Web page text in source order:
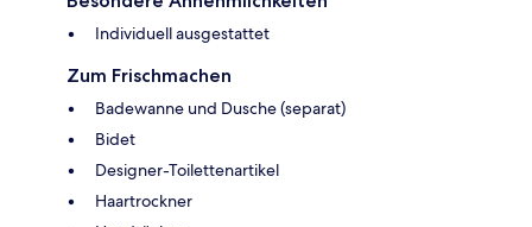
Individuell ausgestattet
Zum Frischmachen
Badewanne und Dusche (separat)
Bidet
Designer-Toilettenartikel
Haartrockner